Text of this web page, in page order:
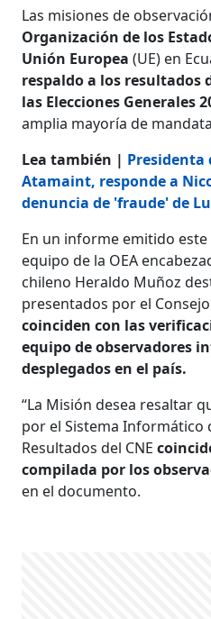
Las misiones de
Organización de los
Unión Europea(UE) en
respaldo a los resultados
las Elecciones Generales
amplia mayoría de
Lea también | Presidenta
Atamaint, responde a
denuncia de 'fraude' de
En un informe emitido este
equipo de la OEA
chileno Heraldo Muñoz
presentados por el
coinciden con las
equipo de observadores
desplegados en el país.
“La Misión desea resaltar
por el Sistema Informático
Resultados del CNE
compilada por los
en el documento.